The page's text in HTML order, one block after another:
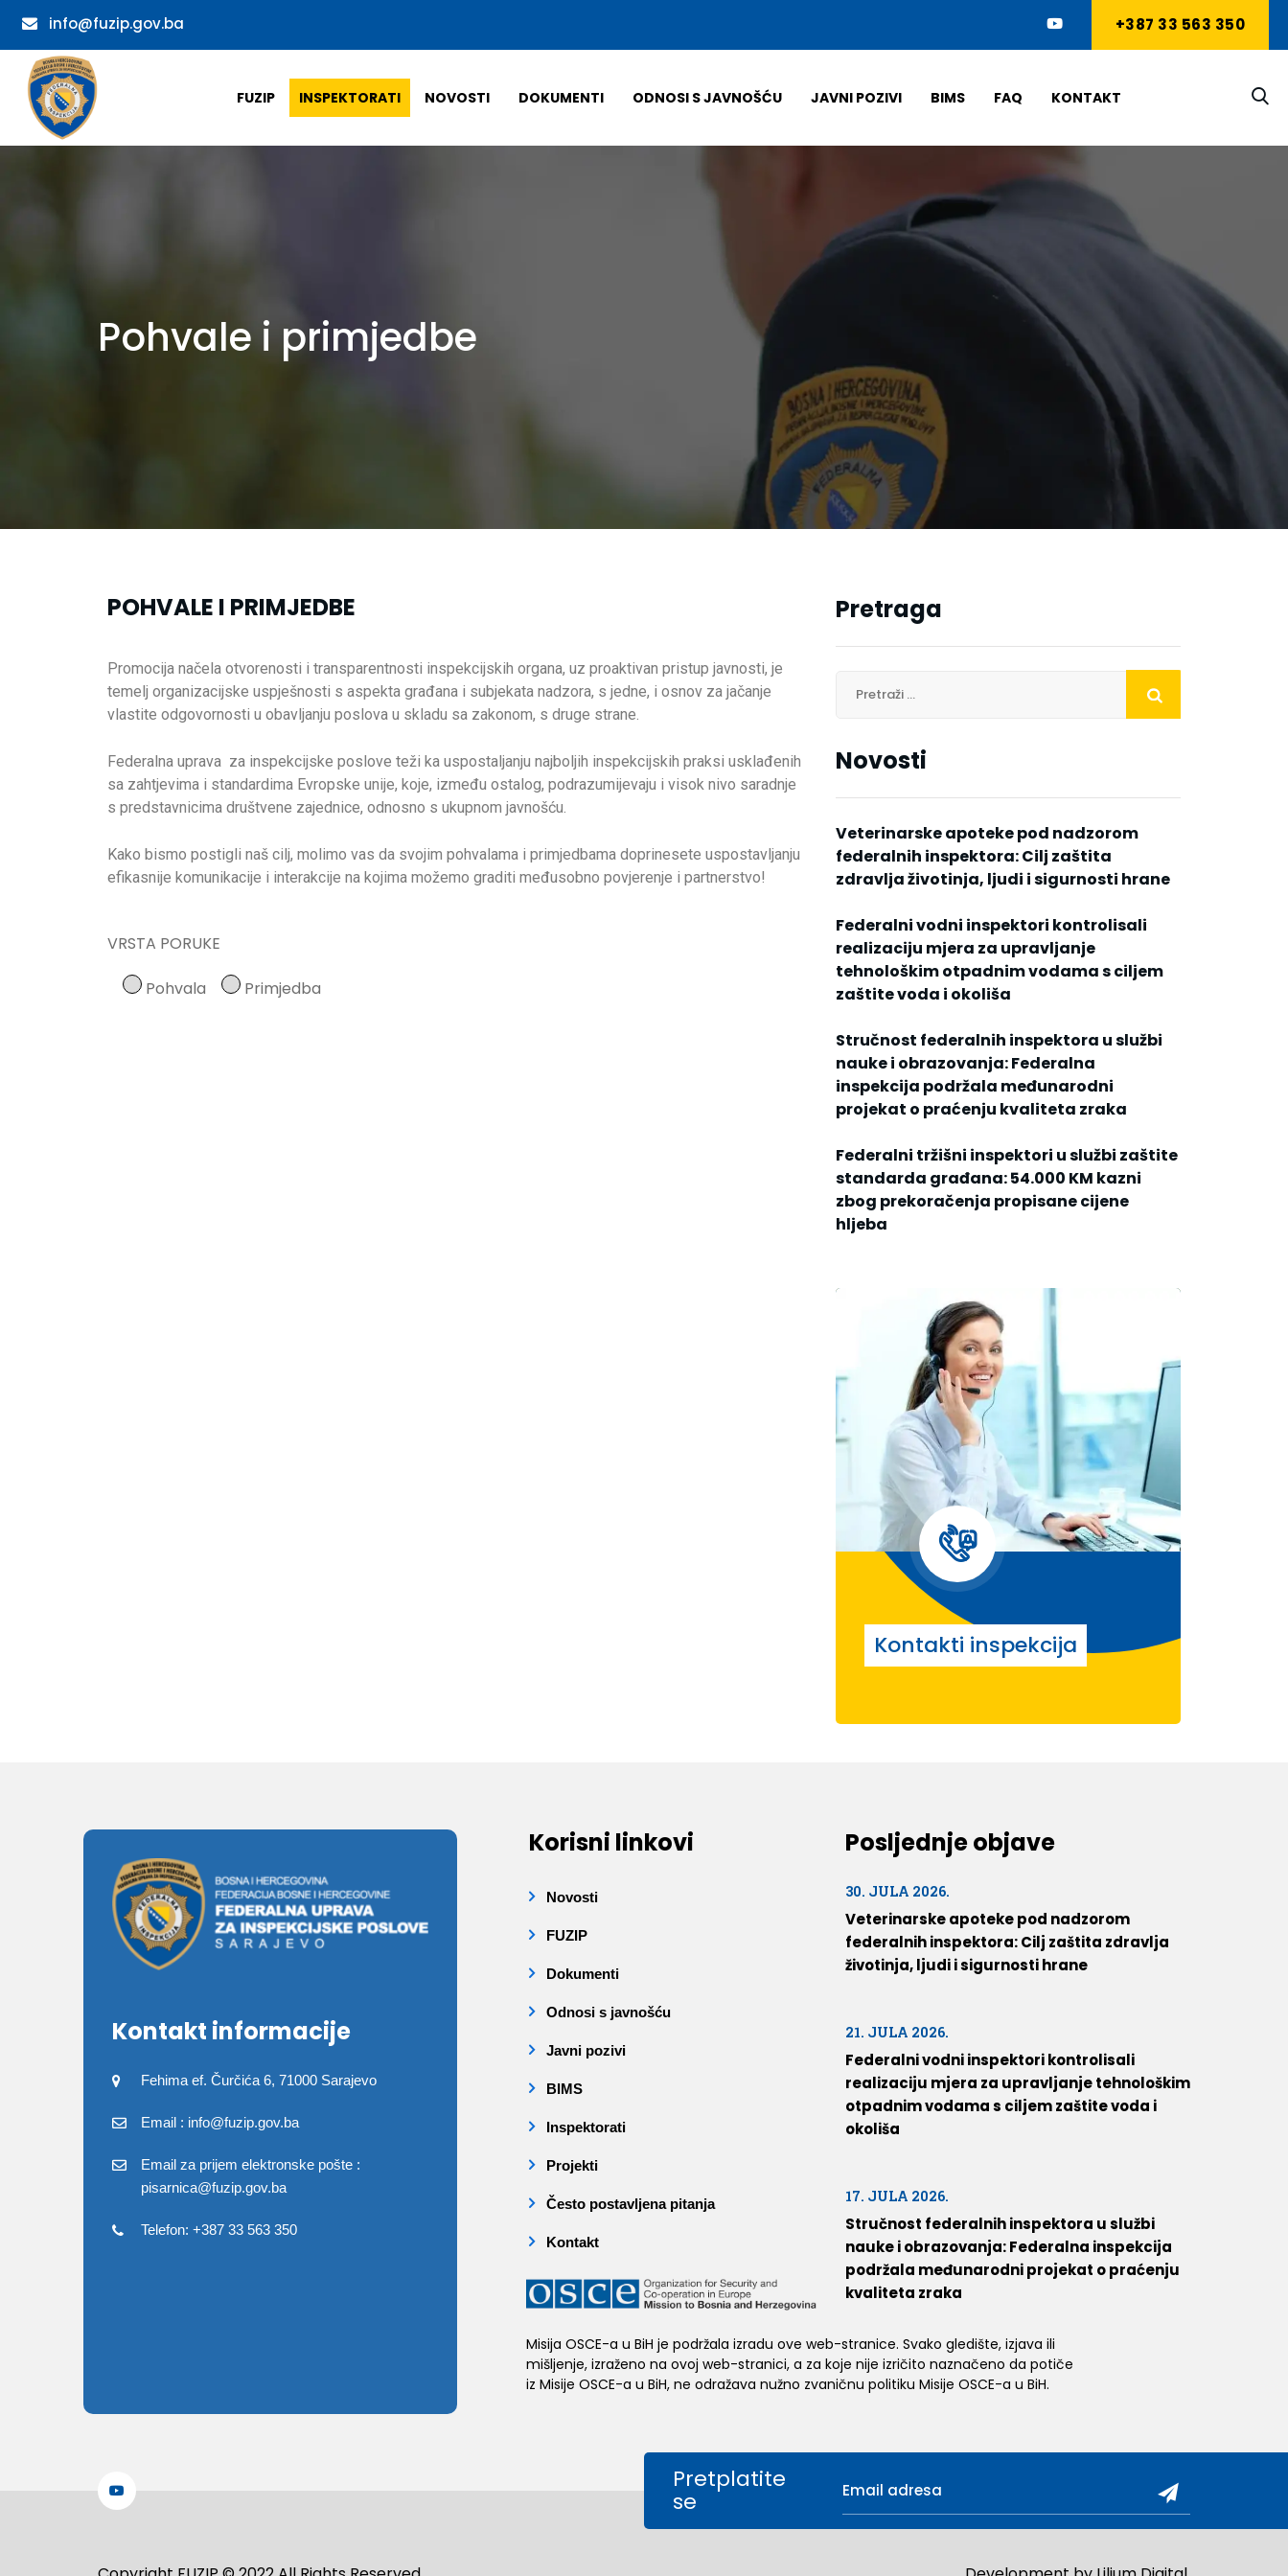
info@fuzip.gov.ba +387 33 563 350
FUZIP INSPEKTORATI NOVOSTI DOKUMENTI ODNOSI S JAVNOŠĆU JAVNI POZIVI BIMS FAQ KONTAKT
Pohvale i primjedbe
POHVALE I PRIMJEDBE
Promocija načela otvorenosti i transparentnosti inspekcijskih organa, uz proaktivan pristup javnosti, je
temelj organizacijske uspješnosti s aspekta građana i subjekata nadzora, s jedne, i osnov za jačanje
vlastite odgovornosti u obavljanju poslova u skladu sa zakonom, s druge strane.
Federalna uprava za inspekcijske poslove teži ka uspostaljanju najboljih inspekcijskih praksi usklađenih
sa zahtjevima i standardima Evropske unije, koje, između ostalog, podrazumijevaju i visok nivo saradnje
s predstavnicima društvene zajednice, odnosno s ukupnom javnošću.
Kako bismo postigli naš cilj, molimo vas da svojim pohvalama i primjedbama doprinesete uspostavljanju
efikasnije komunikacije i interakcije na kojima možemo graditi međusobno povjerenje i partnerstvo!
VRSTA PORUKE
Pohvala Primjedba
Pretraga
Novosti
Veterinarske apoteke pod nadzorom
federalnih inspektora: Cilj zaštita
zdravlja životinja, ljudi i sigurnosti hrane
Federalni vodni inspektori kontrolisali
realizaciju mjera za upravljanje
tehnološkim otpadnim vodama s ciljem
zaštite voda i okoliša
Stručnost federalnih inspektora u službi
nauke i obrazovanja: Federalna
inspekcija podržala međunarodni
projekat o praćenju kvaliteta zraka
Federalni tržišni inspektori u službi zaštite
standarda građana: 54.000 KM kazni
zbog prekoračenja propisane cijene
hljeba
Kontakti inspekcija
Kontakt informacije
Fehima ef. Čurčića 6, 71000 Sarajevo
Email : info@fuzip.gov.ba
Email za prijem elektronske pošte :
pisarnica@fuzip.gov.ba
Telefon: +387 33 563 350
Korisni linkovi
Novosti
FUZIP
Dokumenti
Odnosi s javnošću
Javni pozivi
BIMS
Inspektorati
Projekti
Često postavljena pitanja
Kontakt
Misija OSCE-a u BiH je podržala izradu ove web-stranice. Svako gledište, izjava ili
mišljenje, izraženo na ovoj web-stranici, a za koje nije izričito naznačeno da potiče
iz Misije OSCE-a u BiH, ne odražava nužno zvaničnu politiku Misije OSCE-a u BiH.
Posljednje objave
30. JULA 2026.
Veterinarske apoteke pod nadzorom
federalnih inspektora: Cilj zaštita zdravlja
životinja, ljudi i sigurnosti hrane
21. JULA 2026.
Federalni vodni inspektori kontrolisali
realizaciju mjera za upravljanje tehnološkim
otpadnim vodama s ciljem zaštite voda i
okoliša
17. JULA 2026.
Stručnost federalnih inspektora u službi
nauke i obrazovanja: Federalna inspekcija
podržala međunarodni projekat o praćenju
kvaliteta zraka
Pretplatite
se